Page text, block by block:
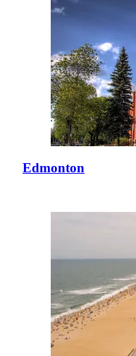
Edmonton